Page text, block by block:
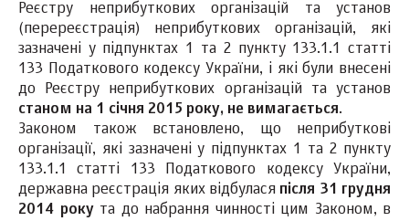
Реєстру неприбуткових організацій та установ
(перереєстрація) неприбуткових організацій, які
зазначені у підпунктах 1 та 2 пункту 133.1.1 статті
133 Податкового кодексу України, і які були внесені
до Реєстру неприбуткових організацій та установ
станом на 1 січня 2015 року, не вимагається.
Законом також встановлено, що неприбуткові
організації, які зазначені у підпунктах 1 та 2 пункту
133.1.1 статті 133 Податкового кодексу України,
державна реєстрація яких відбулася після 31 грудня
2014 рокута до набрання чинності цим Законом, в